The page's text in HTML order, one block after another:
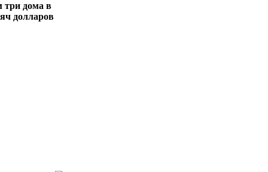
три дома в
долларов